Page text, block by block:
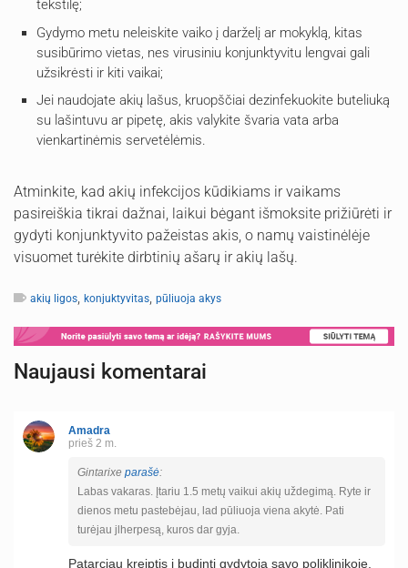
tekstilę;
Gydymo metu neleiskite vaiko į darželį ar mokyklą, kitas
susibūrimo vietas, nes virusiniu konjunktyvitu lengvai gali
užsikrėsti ir kiti vaikai;
Jei naudojate akių lašus, kruopščiai dezinfekuokite buteliuką
su lašintuvu ar pipetę, akis valykite švaria vata arba
vienkartinėmis servetėlėmis.
Atminkite, kad akių infekcijos kūdikiams ir vaikams
pasireiškia tikrai dažnai, laikui bėgant išmoksite prižiūrėti ir
gydyti konjunktyvito pažeistas akis, o namų vaistinėlėje
visuomet turėkite dirbtinių ašarų ir akių lašų.
akių ligos, konjuktyvitas, pūliuoja akys
Naujausi komentarai
Amadra
prieš 2 m.
Gintarixe parašė:
Labas vakaras. Įtariu 1.5 metų vaikui akių uždegimą. Ryte ir
dienos metu pastebėjau, lad pūliuoja viena akytė. Pati
turėjau jlherpesą, kuros dar gyja.
Patarciau kreiptis i budinti gydytoja savo poliklinikoje.